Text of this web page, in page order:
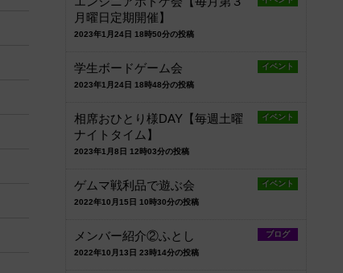
月曜日定期開催】
2023年1月24日 18時50分の投稿
イベント
学生ボードゲーム会
2023年1月24日 18時48分の投稿
イベント
相席おひとり様DAY【毎週土曜
ナイトタイム】
2023年1月8日 12時03分の投稿
イベント
ゲムマ戦利品で遊ぶ会
2022年10月15日 10時30分の投稿
ブログ
メンバー紹介②ふとし
2022年10月13日 23時14分の投稿